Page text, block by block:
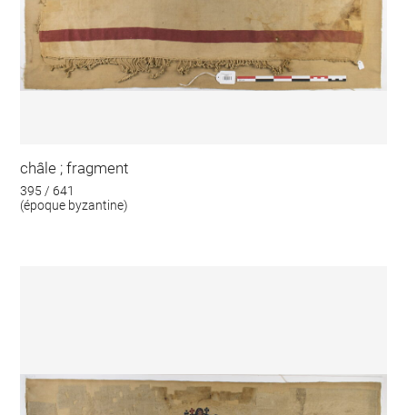
châle ; fragment
395 / 641
(époque byzantine)